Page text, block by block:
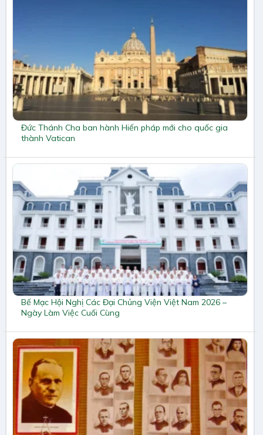
Đức Thánh Cha ban hành Hiến pháp mới cho quốc gia
thành Vatican
Bế Mạc Hội Nghị Các Đại Chủng Viện Việt Nam 2026 –
Ngày Làm Việc Cuối Cùng